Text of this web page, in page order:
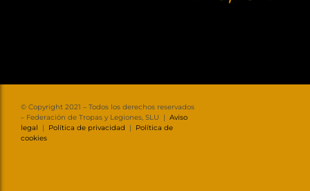
© Copyright 2021 – Todos los derechos reservados
– Federación de Tropas y Legiones, SLU | Aviso
legal | Política de privacidad | Política de
cookies